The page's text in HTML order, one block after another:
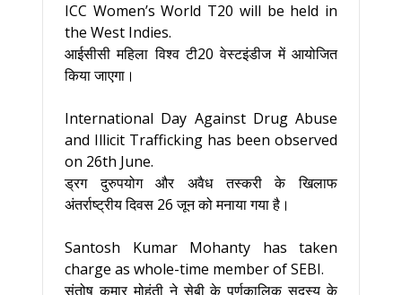
ICC Women’s World T20 will be held in
the West Indies.
आईसीसी महिला विश्व टी20 वेस्टइंडीज में आयोजित
किया जाएगा।
International Day Against Drug Abuse
and Illicit Trafficking has been observed
on 26th June.
ड्रग दुरुपयोग और अवैध तस्करी के खिलाफ
अंतर्राष्ट्रीय दिवस 26 जून को मनाया गया है।
Santosh Kumar Mohanty has taken
charge as whole-time member of SEBI.
संतोष कुमार मोहंती ने सेबी के पूर्णकालिक सदस्य के